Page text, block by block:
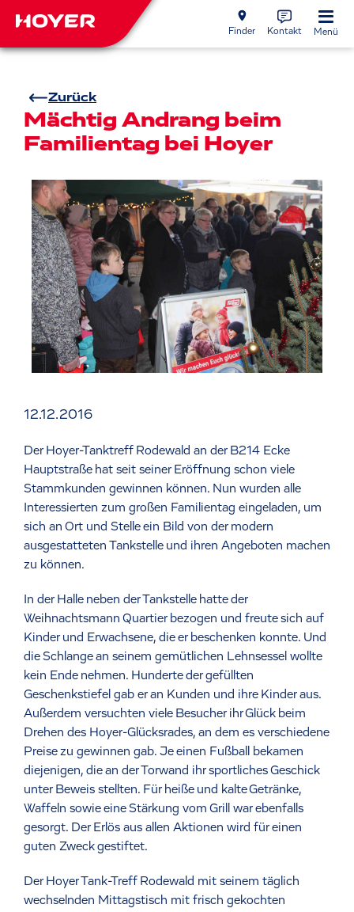
Finder Kontakt Menü
Zurück
Mächtig Andrang beim
Familientag bei Hoyer
12.12.2016
Der Hoyer-Tanktreff Rodewald an der B214 Ecke
Hauptstraße hat seit seiner Eröffnung schon viele
Stammkunden gewinnen können. Nun wurden alle
Interessierten zum großen Familientag eingeladen, um
sich an Ort und Stelle ein Bild von der modern
ausgestatteten Tankstelle und ihren Angeboten machen
zu können.
In der Halle neben der Tankstelle hatte der
Weihnachtsmann Quartier bezogen und freute sich auf
Kinder und Erwachsene, die er beschenken konnte. Und
die Schlange an seinem gemütlichen Lehnsessel wollte
kein Ende nehmen. Hunderte der gefüllten
Geschenkstiefel gab er an Kunden und ihre Kinder aus.
Außerdem versuchten viele Besucher ihr Glück beim
Drehen des Hoyer-Glücksrades, an dem es verschiedene
Preise zu gewinnen gab. Je einen Fußball bekamen
diejenigen, die an der Torwand ihr sportliches Geschick
unter Beweis stellten. Für heiße und kalte Getränke,
Waffeln sowie eine Stärkung vom Grill war ebenfalls
gesorgt. Der Erlös aus allen Aktionen wird für einen
guten Zweck gestiftet.
Der Hoyer Tank-Treff Rodewald mit seinem täglich
wechselnden Mittagstisch mit frisch gekochten